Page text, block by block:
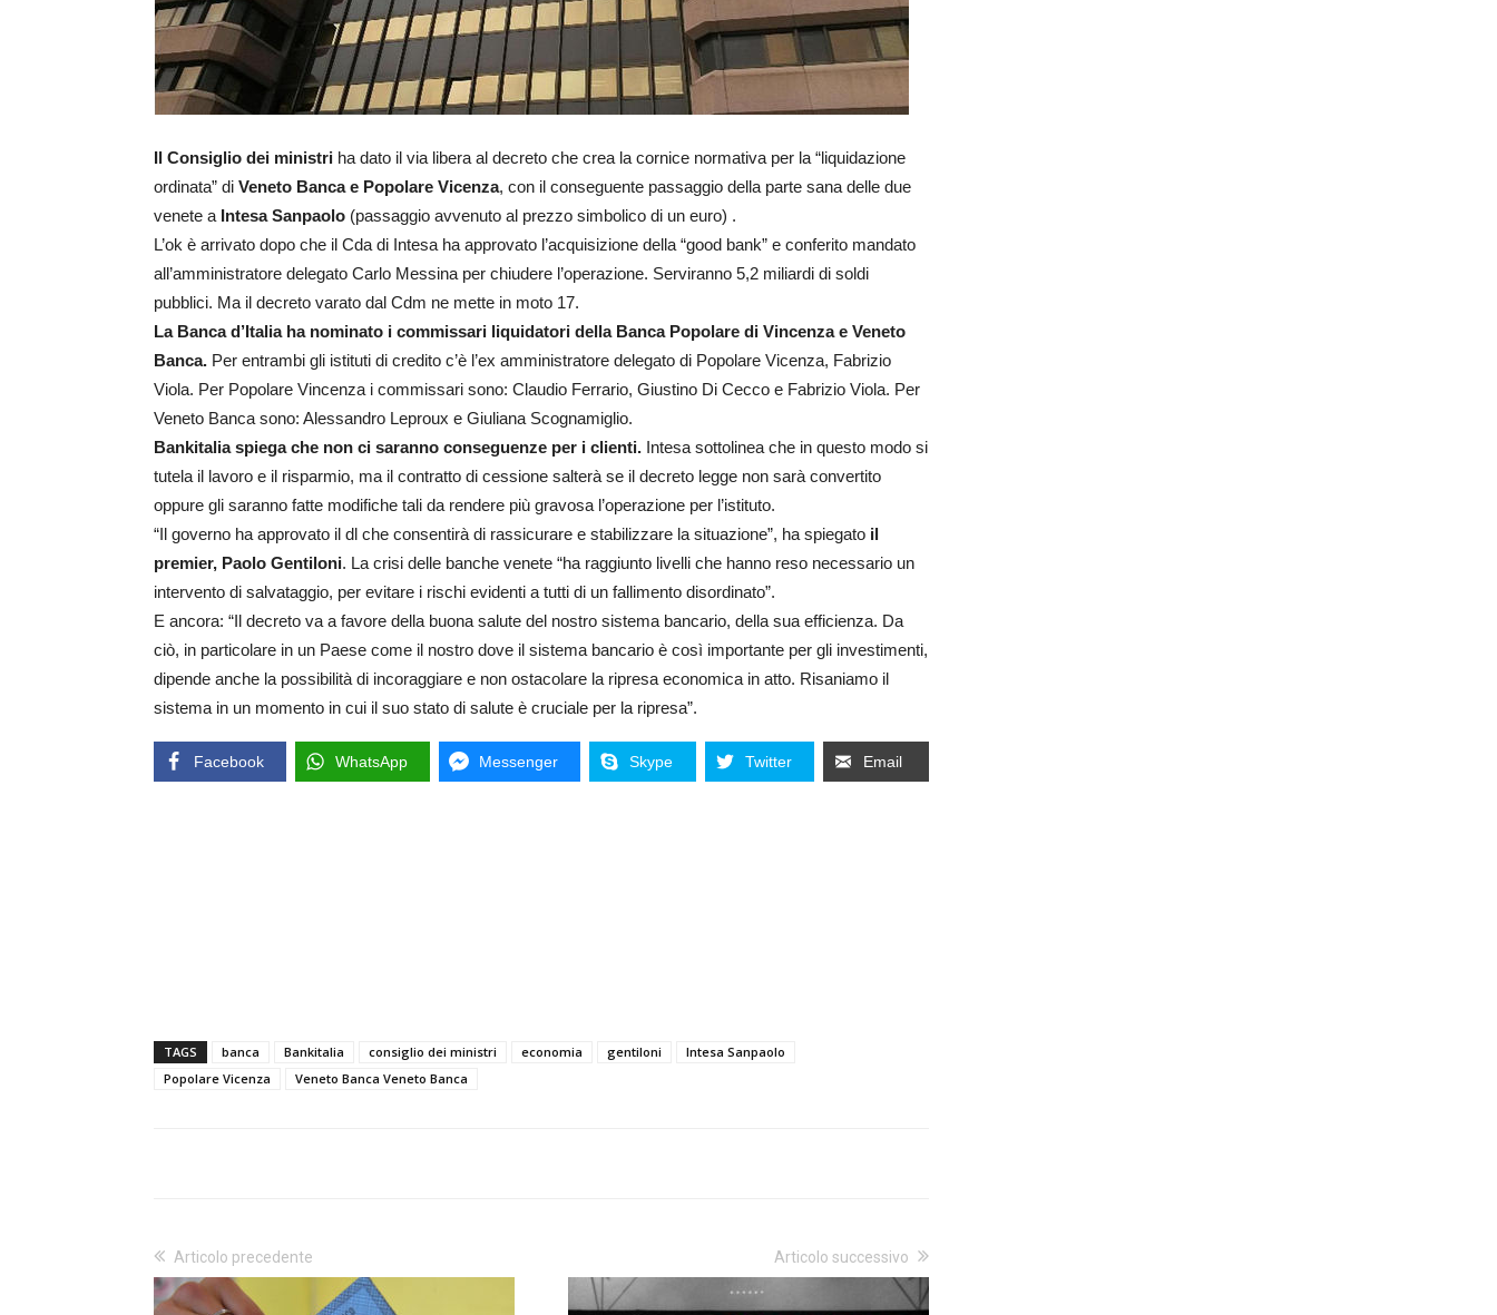
Il Consiglio dei ministri ha dato il via libera al decreto che crea la cornice normativa per la “liquidazione
ordinata” di Veneto Banca e Popolare Vicenza, con il conseguente passaggio della parte sana delle due
venete a Intesa Sanpaolo (passaggio avvenuto al prezzo simbolico di un euro) .
L’ok è arrivato dopo che il Cda di Intesa ha approvato l’acquisizione della “good bank” e conferito mandato
all’amministratore delegato Carlo Messina per chiudere l’operazione. Serviranno 5,2 miliardi di soldi
pubblici. Ma il decreto varato dal Cdm ne mette in moto 17.
La Banca d’Italia ha nominato i commissari liquidatori della Banca Popolare di Vincenza e Veneto
Banca. Per entrambi gli istituti di credito c’è l’ex amministratore delegato di Popolare Vicenza, Fabrizio
Viola. Per Popolare Vincenza i commissari sono: Claudio Ferrario, Giustino Di Cecco e Fabrizio Viola. Per
Veneto Banca sono: Alessandro Leproux e Giuliana Scognamiglio.
Bankitalia spiega che non ci saranno conseguenze per i clienti. Intesa sottolinea che in questo modo si
tutela il lavoro e il risparmio, ma il contratto di cessione salterà se il decreto legge non sarà convertito
oppure gli saranno fatte modifiche tali da rendere più gravosa l’operazione per l’istituto.
“Il governo ha approvato il dl che consentirà di rassicurare e stabilizzare la situazione”, ha spiegato il
premier, Paolo Gentiloni. La crisi delle banche venete “ha raggiunto livelli che hanno reso necessario un
intervento di salvataggio, per evitare i rischi evidenti a tutti di un fallimento disordinato”.
E ancora: “Il decreto va a favore della buona salute del nostro sistema bancario, della sua efficienza. Da
ciò, in particolare in un Paese come il nostro dove il sistema bancario è così importante per gli investimenti,
dipende anche la possibilità di incoraggiare e non ostacolare la ripresa economica in atto. Risaniamo il
sistema in un momento in cui il suo stato di salute è cruciale per la ripresa”.
Facebook WhatsApp Messenger Skype Twitter Email
TAGS banca Bankitalia consiglio dei ministri economia gentiloni
Intesa Sanpaolo
Popolare Vicenza
Veneto Banca Veneto Banca
Articolo precedente Articolo successivo